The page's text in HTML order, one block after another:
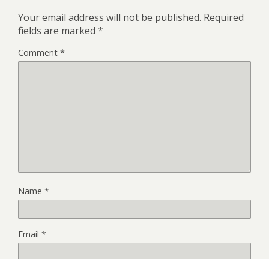
Your email address will not be published. Required
fields are marked *
Comment *
Name *
Email *